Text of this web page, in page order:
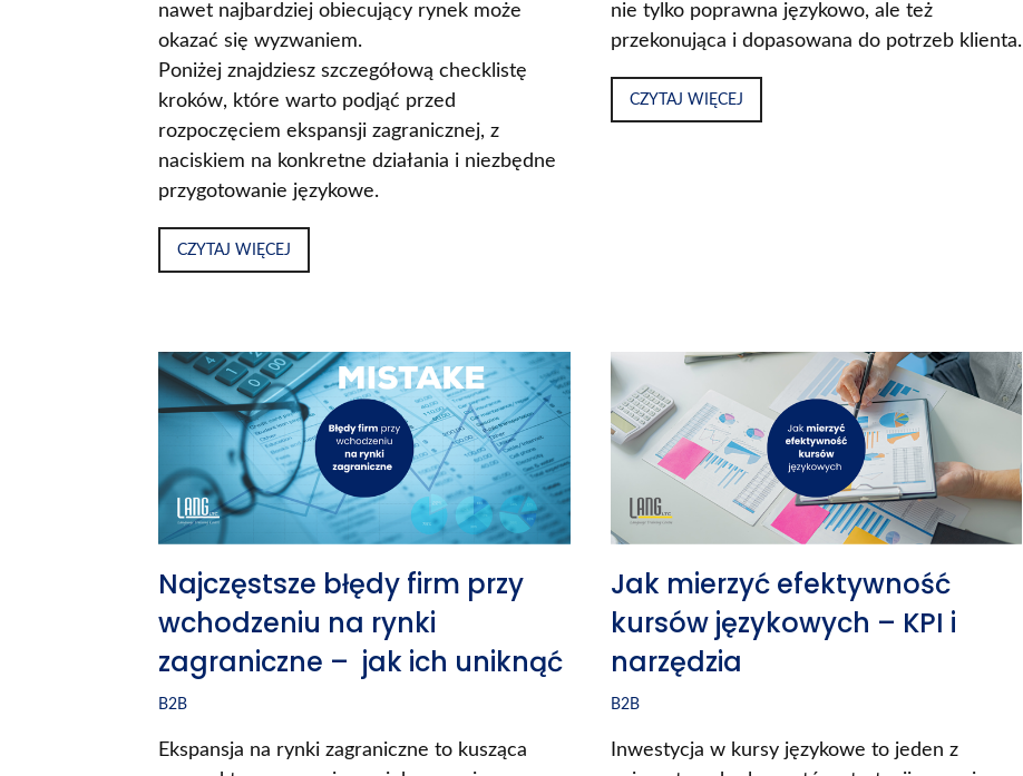
nawet najbardziej obiecujący rynek może
okazać się wyzwaniem.
Poniżej znajdziesz szczegółową checklistę
kroków, które warto podjąć przed
rozpoczęciem ekspansji zagranicznej, z
naciskiem na konkretne działania i niezbędne
przygotowanie językowe.
CZYTAJ WIĘCEJ
nie tylko poprawna językowo, ale też
przekonująca i dopasowana do potrzeb klienta.
CZYTAJ WIĘCEJ
Najczęstsze błędy firm przy
wchodzeniu na rynki
zagraniczne – jak ich uniknąć
B2B
Ekspansja na rynki zagraniczne to kusząca
Jak mierzyć efektywność
kursów językowych – KPI i
narzędzia
B2B
Inwestycja w kursy językowe to jeden z